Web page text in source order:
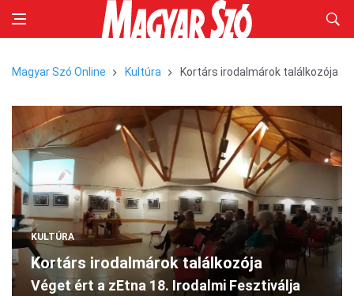
Magyar Szó Online Kultúra Kortárs irodalmárok találkozója
KULTÚRA
Kortárs irodalmárok találkozója
Véget ért a zEtna 18. Irodalmi Fesztiválja